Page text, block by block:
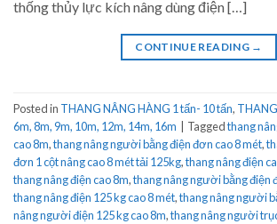
thống thủy lực kích nâng dùng điện […]
CONTINUE READING →
Posted in THANG NÂNG HÀNG 1 tấn- 10 tấn,
6m, 8m, 9m, 10m, 12m, 14m, 16m
Taggedthang
cao 8m,thang nâng người bằng điện đơn cao 8 mét,
đơn 1 cột nâng cao 8 mét tải 125kg,thang nâng điện
thang nâng điện cao 8m,thang nâng người bằng điện
thang nâng điện 125 kg cao 8 mét,thang nâng người
nâng người điện 125 kg cao 8m,thang nâng người